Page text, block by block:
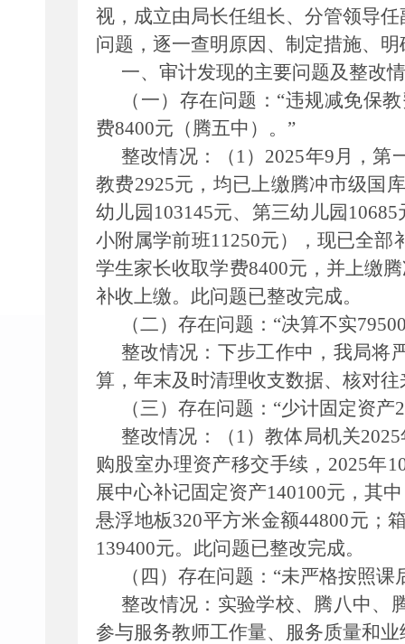
视，成立由局长任组长、分管领导
问题，逐一查明原因、制定措施、
一、审计发现的主要问题及整改
（一）存在问题： “违规减免保
费8400元（腾五中）。”
整改情况：
（1）2025年9月，
教费2925元，均已上缴腾冲市级国
幼儿园103145元、第三幼儿园
小附属学前班11250元），现已全
学生家长收取学费8400元，并上缴
补收上缴。此问题已整改完成。
（二）存在问题： “决算不实
整改情况： 下步工作中，我局将
算，年末及时清理收支数据、核对
（三）存在问题： “少计固定资产
整改情况：
（1）教体局机关
购股室办理资产移交手续，2025年
展中心补记固定资产140100元，其
悬浮地板320平方米金额44800元；
139400元。此问题已整改完成。
（四）存在问题： “未严格按照课
整改情况： 实验学校、腾八中、
参与服务教师工作量、服务质量和